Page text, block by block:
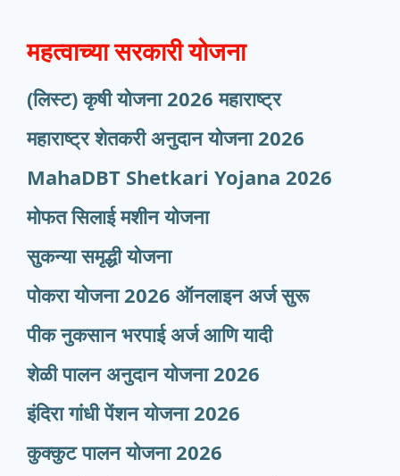
महत्वाच्या सरकारी योजना
(लिस्ट) कृषी योजना 2026 महाराष्ट्र
महाराष्ट्र शेतकरी अनुदान योजना 2026
MahaDBT Shetkari Yojana 2026
मोफत सिलाई मशीन योजना
सुकन्या समृद्धी योजना
पोकरा योजना 2026 ऑनलाइन अर्ज सुरू
पीक नुकसान भरपाई अर्ज आणि यादी
शेळी पालन अनुदान योजना 2026
इंदिरा गांधी पेंशन योजना 2026
कुक्कुट पालन योजना 2026